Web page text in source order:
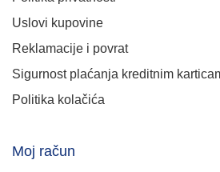
Uslovi kupovine
Reklamacije i povrat
Sigurnost plaćanja kreditnim
Politika kolačića
Moj račun